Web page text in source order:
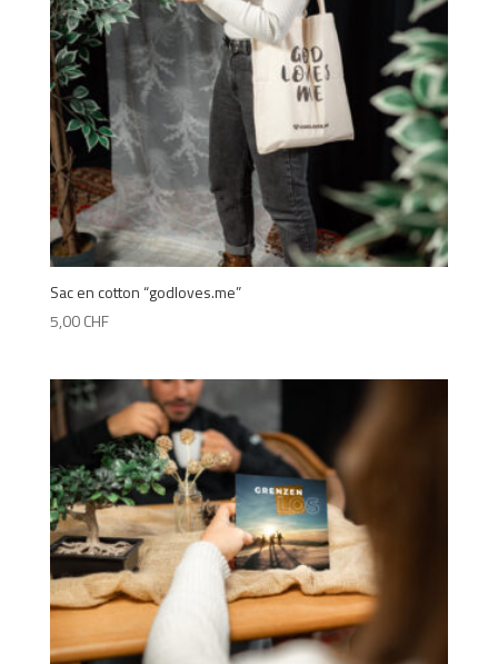
Sac en cotton “godloves.me”
5,00CHF